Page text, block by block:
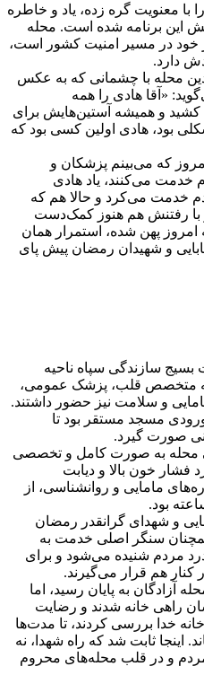
با معنویت گره زده، یاد و خاطره
این برنامه شده است. محله
خود در مسیر امنیت کشور است،
دارد.
محله با چشمانی که به عکس
«آقا هادی را همه
و همیشه آستین‌هایش برای
بود، هادی اولین کسی بود که
که می‌بینم پزشکان و
خدمت می‌کنند، یاد هادی
خدمت می‌کرد و حالا هم که
رفتنش هم هنوز کمک‌دست
پهن شده، استمرار همان
و شهیدان رمضان پیش پای
سازندگی سپاه ناحیه
سه متخصص قلب، پزشک عمومی،
و سلامت نیز حضور داشتند.
مسجد مستقر بود تا
صورت گیرد.
۱۵۰ نفر از اهالی محله به صورت کامل و تخصصی
فشار خون بالا و دیابت
مامایی و روانشناسی، از
بود.
و شهدای گرانقدر رمضان
سنگر اصلی خدمت به
مردم شنیده می‌شود و برای
هم قرار می‌گیرند.
آزادگان به پایان رسید، اما
راهی خانه شدند و رضایت
خدا بررسی کردند، تا مدت‌ها
اینجا ثابت شد که راه شهدا، نه
و در قلب محله‌های محروم